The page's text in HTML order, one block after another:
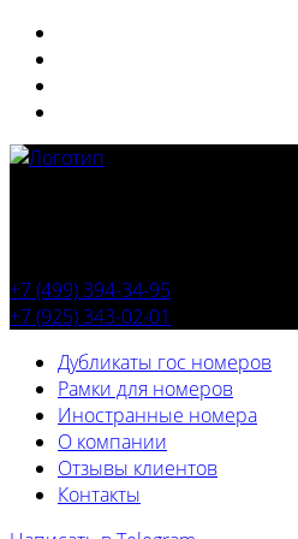
+7 (499) 394-34-95
+7 (925) 343-02-01
Дубликаты гос номеров
Рамки для номеров
Иностранные номера
О компании
Отзывы клиентов
Контакты